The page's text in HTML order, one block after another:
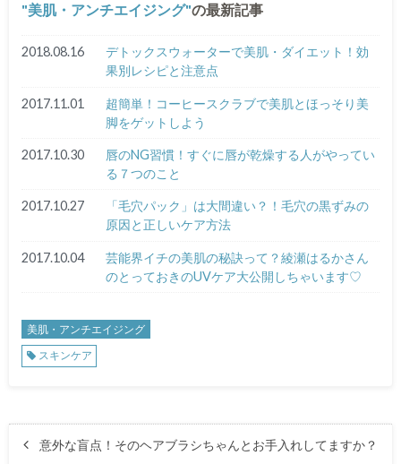
美肌・アンチエイジング の最新記事
2018.08.16
デトックスウォーターで美肌・ダイエット！効
果別レシピと注意点
2017.11.01
超簡単！コーヒースクラブで美肌とほっそり美
脚をゲットしよう
2017.10.30
唇のNG習慣！すぐに唇が乾燥する人がやってい
る７つのこと
2017.10.27
「毛穴パック」は大間違い？！毛穴の黒ずみの
原因と正しいケア方法
2017.10.04
芸能界イチの美肌の秘訣って？綾瀬はるかさん
のとっておきのUVケア大公開しちゃいます♡
美肌・アンチエイジング
スキンケア
意外な盲点！そのヘアブラシちゃんとお手入れしてますか？